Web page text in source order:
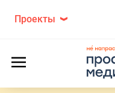
Проекты